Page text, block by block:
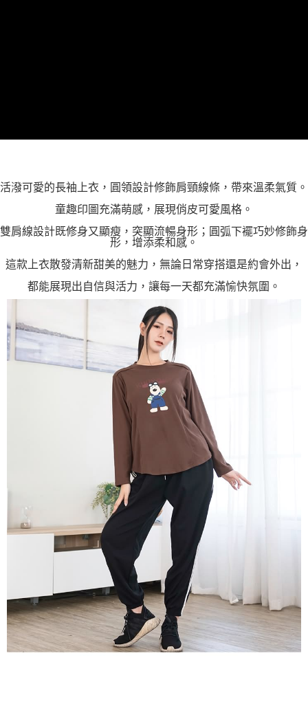
活潑可愛的長袖上衣，圓領設計修飾肩頸線條，帶來溫柔氣質。
童趣印圖充滿萌感，展現俏皮可愛風格。
雙肩線設計既修身又顯瘦，突顯流暢身形；圓弧下襬巧妙修飾身
形，增添柔和感。
這款上衣散發清新甜美的魅力，無論日常穿搭還是約會外出，
都能展現出自信與活力，讓每一天都充滿愉快氛圍。